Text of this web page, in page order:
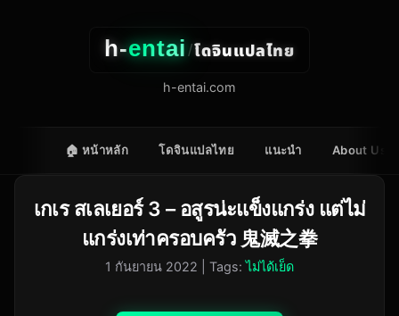
h-entai/โดจินแปลไทย
h-entai.com
🏠 หน้าหลัก โดจินแปลไทย แนะนำ About Us
เกเร สเลเยอร์ 3 – อสูรน่ะแข็งแกร่ง แต่ไม่
แกร่งเท่าครอบครัว 鬼滅之拳
1 กันยายน 2022 | Tags:ไม่ได้เย็ด